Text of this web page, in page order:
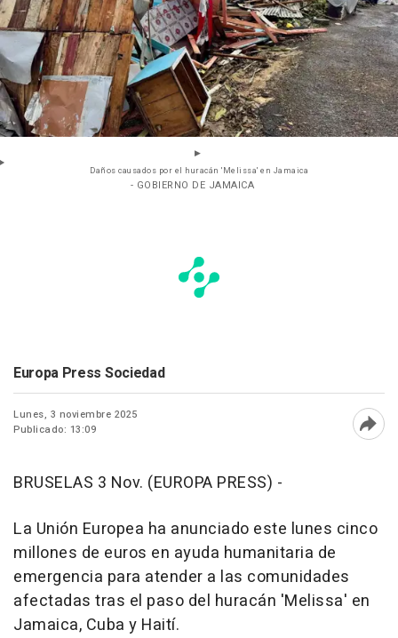
Daños causados por el huracán 'Melissa' en Jamaica
- GOBIERNO DE JAMAICA
Europa Press Sociedad
Lunes, 3 noviembre 2025
Publicado: 13:09
BRUSELAS 3 Nov. (EUROPA PRESS) -
La Unión Europea ha anunciado este lunes cinco
millones de euros en ayuda humanitaria de
emergencia para atender a las comunidades
afectadas tras el paso del huracán 'Melissa' en
Jamaica, Cuba y Haití.